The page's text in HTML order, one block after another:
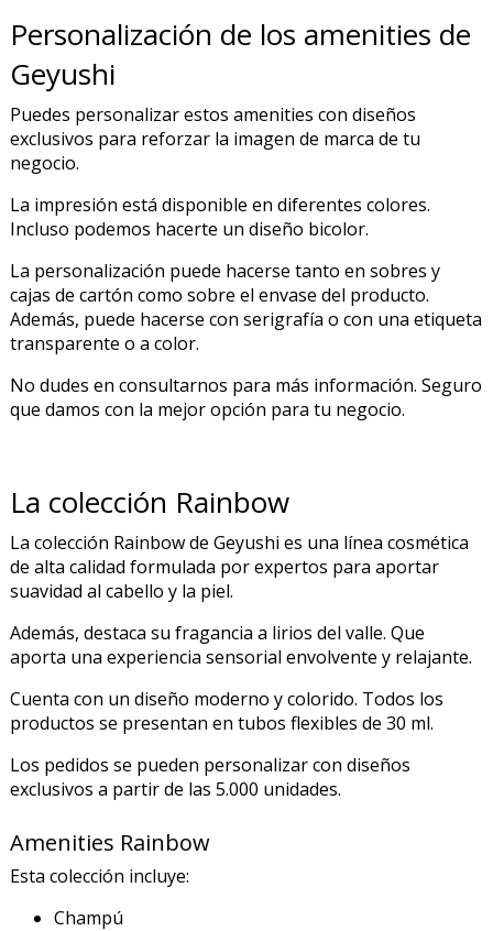
PRODUCTO AÑADIDO AL CARRITO
Personalización de los amenities de
Geyushi
Puedes personalizar estos amenities con diseños
exclusivos para reforzar la imagen de marca de tu
negocio.
La impresión está disponible en diferentes colores.
Incluso podemos hacerte un diseño bicolor.
La personalización puede hacerse tanto en sobres y
cajas de cartón como sobre el envase del producto.
Además, puede hacerse con serigrafía o con una etiqueta
transparente o a color.
No dudes en consultarnos para más información. Seguro
que damos con la mejor opción para tu negocio.
La colección Rainbow
La colección Rainbow de Geyushi es una línea cosmética
de alta calidad formulada por expertos para aportar
suavidad al cabello y la piel.
Además, destaca su fragancia a lirios del valle. Que
aporta una experiencia sensorial envolvente y relajante.
Cuenta con un diseño moderno y colorido. Todos los
productos se presentan en tubos flexibles de 30 ml.
Los pedidos se pueden personalizar con diseños
exclusivos a partir de las 5.000 unidades.
Amenities Rainbow
Esta colección incluye:
Champú